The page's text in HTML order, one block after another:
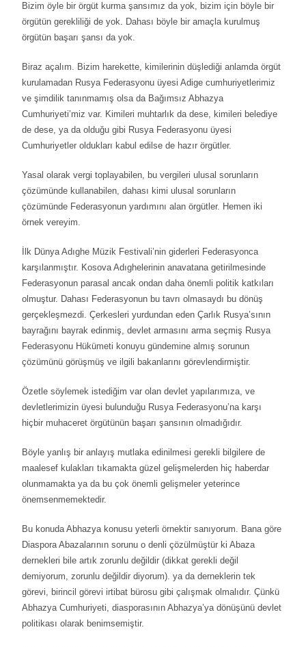
Bizim öyle bir örgüt kurma şansımız da yok, bizim için böyle bir
örgütün gerekliliği de yok. Dahası böyle bir amaçla kurulmuş
örgütün başarı şansı da yok.
Biraz açalım. Bizim harekette, kimilerinin düşlediği anlamda örgüt
kurulamadan Rusya Federasyonu üyesi Adige cumhuriyetlerimiz
ve şimdilik tanınmamış olsa da Bağımsız Abhazya
Cumhuriyeti’miz var. Kimileri muhtarlık da dese, kimileri belediye
de dese, ya da olduğu gibi Rusya Federasyonu üyesi
Cumhuriyetler oldukları kabul edilse de hazır örgütler.
Yasal olarak vergi toplayabilen, bu vergileri ulusal sorunların
çözümünde kullanabilen, dahası kimi ulusal sorunların
çözümünde Federasyonun yardımını alan örgütler. Hemen iki
örnek vereyim.
İlk Dünya Adıghe Müzik Festivali’nin giderleri Federasyonca
karşılanmıştır. Kosova Adıghelerinin anavatana getirilmesinde
Federasyonun parasal ancak ondan daha önemli politik katkıları
olmuştur. Dahası Federasyonun bu tavrı olmasaydı bu dönüş
gerçekleşmezdi. Çerkesleri yurdundan eden Çarlık Rusya’sının
bayrağını bayrak edinmiş, devlet armasını arma seçmiş Rusya
Federasyonu Hükümeti konuyu gündemine almış sorunun
çözümünü görüşmüş ve ilgili bakanlarını görevlendirmiştir.
Özetle söylemek istediğim var olan devlet yapılarımıza, ve
devletlerimizin üyesi bulunduğu Rusya Federasyonu’na karşı
hiçbir muhaceret örgütünün başarı şansının olmadığıdır.
Böyle yanlış bir anlayış mutlaka edinilmesi gerekli bilgilere de
maalesef kulakları tıkamakta güzel gelişmelerden hiç haberdar
olunmamakta ya da bu çok önemli gelişmeler yeterince
önemsenmemektedir.
Bu konuda Abhazya konusu yeterli örnektir sanıyorum. Bana göre
Diaspora Abazalarının sorunu o denli çözülmüştür ki Abaza
dernekleri bile artık zorunlu değildir (dikkat gerekli değil
demiyorum, zorunlu değildir diyorum). ya da derneklerin tek
görevi, birincil görevi irtibat bürosu gibi çalışmak olmalıdır. Çünkü
Abhazya Cumhuriyeti, diasporasının Abhazya’ya dönüşünü devlet
politikası olarak benimsemiştir.